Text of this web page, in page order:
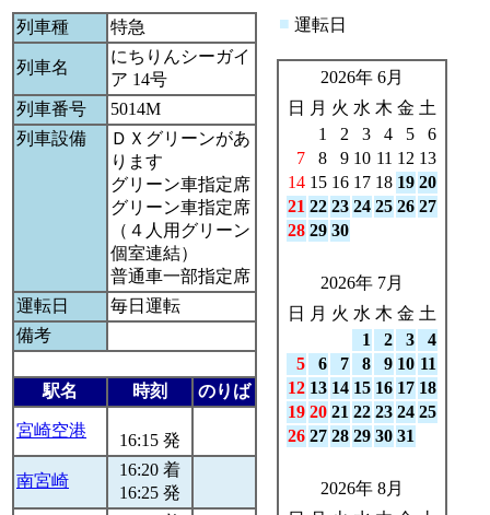
列車種 特急
列車名
にちりんシーガイ
ア 14号
列車番号
5014M
列車設備
ＤＸグリーンがあ
ります
グリーン車指定席
グリーン車指定席
（４人用グリーン
個室連結）
普通車一部指定席
運転日
毎日運転
備考
駅名 時刻 のりば
宮崎空港
16:15 発
南宮崎
16:20 着
16:25 発
■ 運転日
2026年 6月
日
月 火 水 木 金 土
1
2 3 4 5
6
7
8 9 10 11 12 13
14 15 16 17 18 19 20
21 22 23 24 25 26 27
28 29 30
2026年 7月
日
月 火 水 木 金 土
1
2 3
4
5
6 7 8 9 10 11
12 13 14 15 16 17 18
19 20 21 22 23 24 25
26 27 28 29 30 31
2026年 8月